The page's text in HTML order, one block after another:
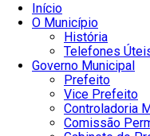
Início
O Município
História
Telefones
Governo Municipal
Prefeito
Vice Prefeito
Controladoria
Comissão